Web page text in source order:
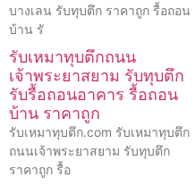
บางเลน รับทุบตึก ราคาถูก รื้อถอน
บ้าน รั
รับเหมาทุบตึกถนน
เจ้าพระยาสยาม รับทุบตึก
รับรื้อถอนอาคาร รื้อถอน
บ้าน ราคาถูก
รับเหมาทุบตึก.com รับเหมาทุบตึก
ถนนเจ้าพระยาสยาม รับทุบตึก
ราคาถูก รื้อ